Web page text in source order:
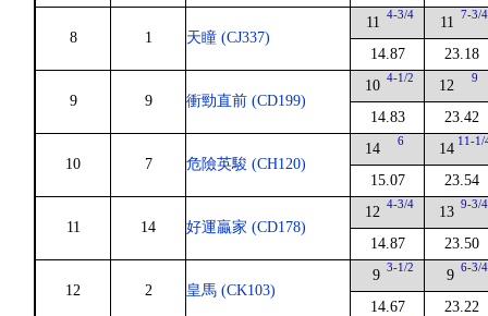
8 1 天瞳 (CJ337)
11 4-3/4
14.87
11 7-3/4
23.18
9 9 衝勁直前 (CD199)
10 4-1/2
14.83
12 9
23.42
10 7 危險英駿 (CH120)
14 6
15.07
14 11-1/
23.54
11 14 好運贏家 (CD178)
12 4-3/4
14.87
13 9-3/4
23.50
12 2 皇馬 (CK103)
9 3-1/2
14.67
9 6-3/4
23.22